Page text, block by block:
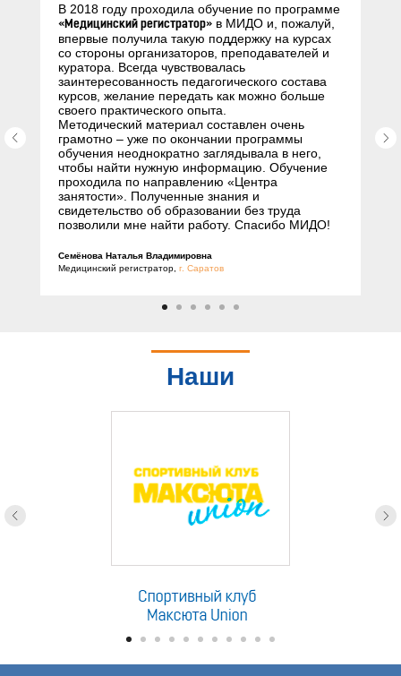
В 2018 году проходила обучение по программе
«Медицинский регистратор» в МИДО и, пожалуй,
впервые получила такую поддержку на курсах
со стороны организаторов, преподавателей и
куратора. Всегда чувствовалась
заинтересованность педагогического состава
курсов, желание передать как можно больше
своего практического опыта.
Методический материал составлен очень
грамотно – уже по окончании программы
обучения неоднократно заглядывала в него,
чтобы найти нужную информацию. Обучение
проходила по направлению «Центра
занятости». Полученные знания и
свидетельство об образовании без труда
позволили мне найти работу. Спасибо МИДО!
Семёнова Наталья Владимировна
Медицинский регистратор, г. Саратов
Наши